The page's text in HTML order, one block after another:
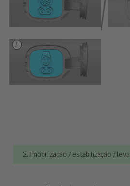
2. Imobilização / estabilização /